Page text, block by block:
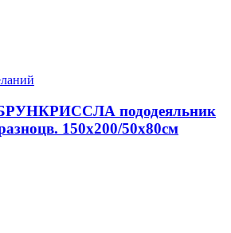
пододеяльник
150х200/50х80см